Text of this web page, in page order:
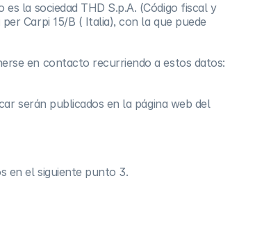
la sociedad THD S.p.A. (Código fiscal y
Carpi 15/B ( Italia), con la que puede
en contacto recurriendo a estos datos:
serán publicados en la página web del
en el siguiente punto 3.